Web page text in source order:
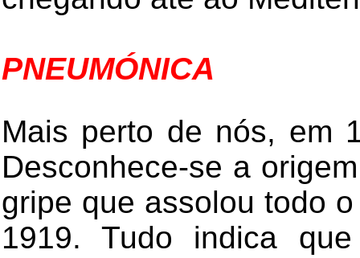
PNEUMÓNICA
Mais perto de nós, em
Desconhece-se a
gripe que assolou todo
1919. Tudo indica